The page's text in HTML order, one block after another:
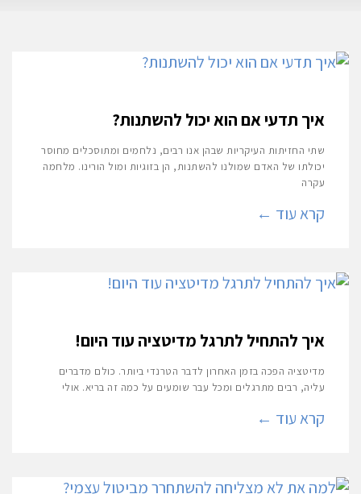
איך תדעי אם הוא יכול להשתנות?
שתי החזיתות העיקריות שבהן אנו רבים, נלחמים ומתוסכלים מחוסר
יכולתו של האדם שמולנו להשתנות, הן בזוגיות ומול הורינו. מלחמה
עקרה
קרא עוד ←
איך להתחיל לתרגל מדיטציה עוד היום!
מדיטציה הפכה בזמן האחרון לדבר הטרנדי ביותר. כולם מדברים
עליה, רבים מתרגלים ומכל עבר שומעים על כמה זה בריא. אולי
קרא עוד ←